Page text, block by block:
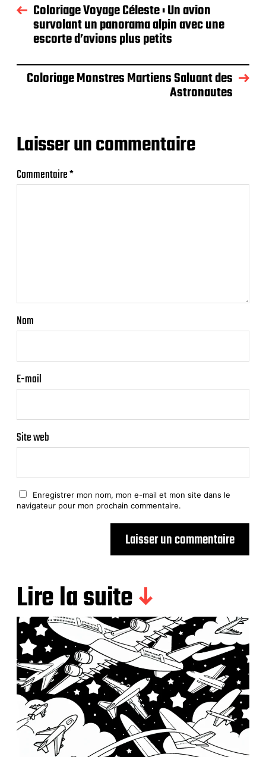
Coloriage Voyage Céleste : Un avion
survolant un panorama alpin avec une
escorte d’avions plus petits
Coloriage Monstres Martiens Saluant des
Astronautes
Laisser un commentaire
Commentaire*
Nom
E-mail
Site web
Enregistrer mon nom, mon e-mail et mon site dans le
navigateur pour mon prochain commentaire.
Lire la suite